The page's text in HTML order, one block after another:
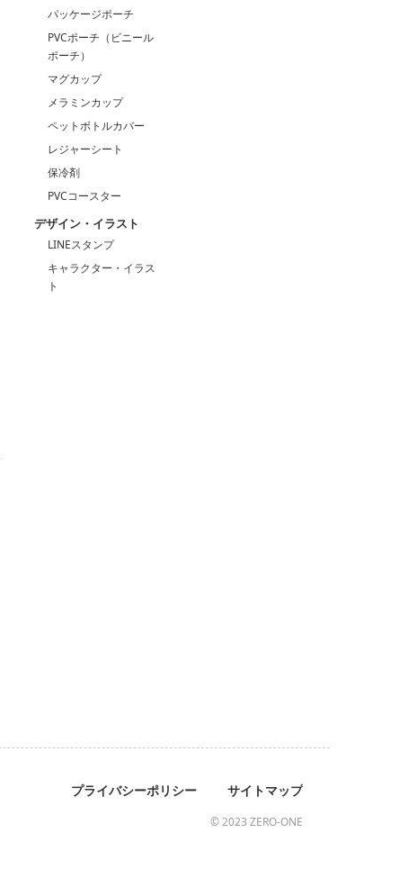
パッケージポーチ
PVCポーチ（ビニール
ポーチ）
マグカップ
メラミンカップ
ペットボトルカバー
レジャーシート
保冷剤
PVCコースター
デザイン・イラスト
LINEスタンプ
キャラクター・イラス
ト
プライバシーポリシー サイトマップ
© 2023 ZERO-ONE